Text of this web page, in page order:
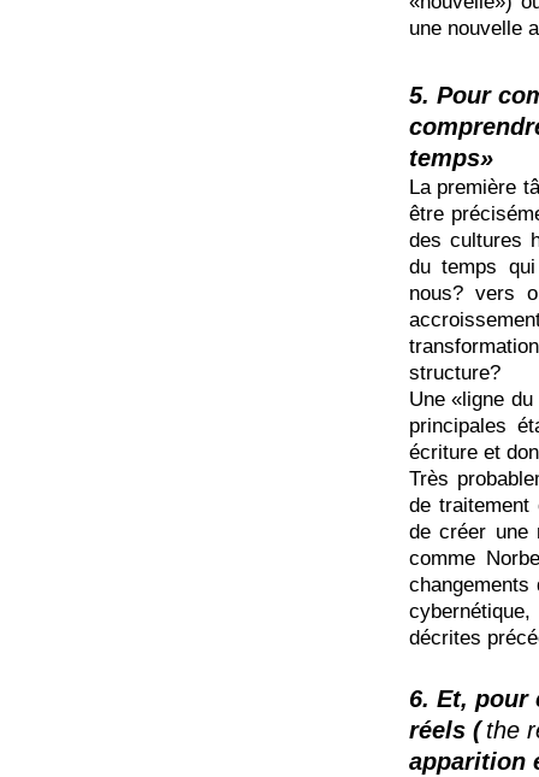
une nouvelle
5. Pour
temps»
La première
être
des cultures
du temps
nous? vers
structure?
Une «ligne
principales
écriture et
Très
de traitement
de créer une
comme
décrites
6. Et, pour
réels ( the
apparition